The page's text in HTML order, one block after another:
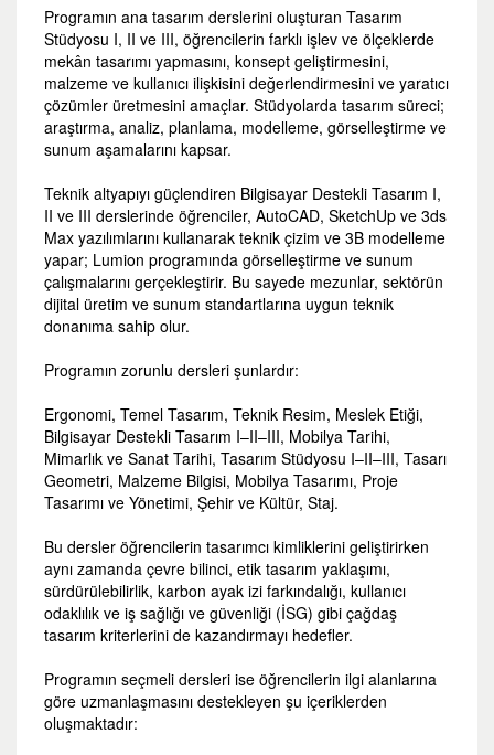
Programın ana tasarım derslerini oluşturan Tasarım
Stüdyosu I, II ve III, öğrencilerin farklı işlev ve ölçeklerde
mekân tasarımı yapmasını, konsept geliştirmesini,
malzeme ve kullanıcı ilişkisini değerlendirmesini ve yaratıcı
çözümler üretmesini amaçlar. Stüdyolarda tasarım süreci;
araştırma, analiz, planlama, modelleme, görselleştirme ve
sunum aşamalarını kapsar.
Teknik altyapıyı güçlendiren Bilgisayar Destekli Tasarım I,
II ve III derslerinde öğrenciler, AutoCAD, SketchUp ve 3ds
Max yazılımlarını kullanarak teknik çizim ve 3B modelleme
yapar; Lumion programında görselleştirme ve sunum
çalışmalarını gerçekleştirir. Bu sayede mezunlar, sektörün
dijital üretim ve sunum standartlarına uygun teknik
donanıma sahip olur.
Programın zorunlu dersleri şunlardır:
Ergonomi, Temel Tasarım, Teknik Resim, Meslek Etiği,
Bilgisayar Destekli Tasarım I–II–III, Mobilya Tarihi,
Mimarlık ve Sanat Tarihi, Tasarım Stüdyosu I–II–III, Tasarı
Geometri, Malzeme Bilgisi, Mobilya Tasarımı, Proje
Tasarımı ve Yönetimi, Şehir ve Kültür, Staj.
Bu dersler öğrencilerin tasarımcı kimliklerini geliştirirken
aynı zamanda çevre bilinci, etik tasarım yaklaşımı,
sürdürülebilirlik, karbon ayak izi farkındalığı, kullanıcı
odaklılık ve iş sağlığı ve güvenliği (İSG) gibi çağdaş
tasarım kriterlerini de kazandırmayı hedefler.
Programın seçmeli dersleri ise öğrencilerin ilgi alanlarına
göre uzmanlaşmasını destekleyen şu içeriklerden
oluşmaktadır: